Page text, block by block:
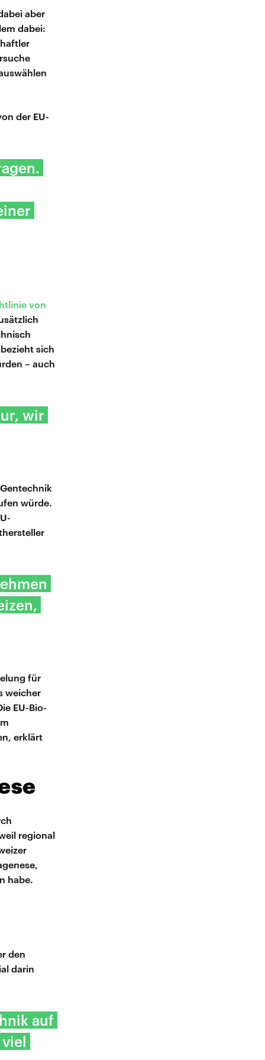
aber
dabei:
der EU-
von
sich
– auch
wir
würde.
für
weicher
EU-Bio-
erklärt
regional
habe.
den
darin
auf